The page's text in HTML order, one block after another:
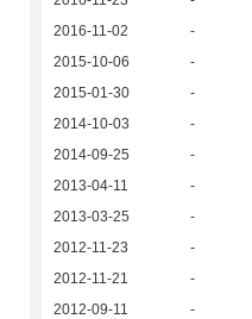
2016-11-02
-
2015-10-06
-
2015-01-30
-
2014-10-03
-
2014-09-25
-
2013-04-11
-
2013-03-25
-
2012-11-23
-
2012-11-21
-
2012-09-11
-